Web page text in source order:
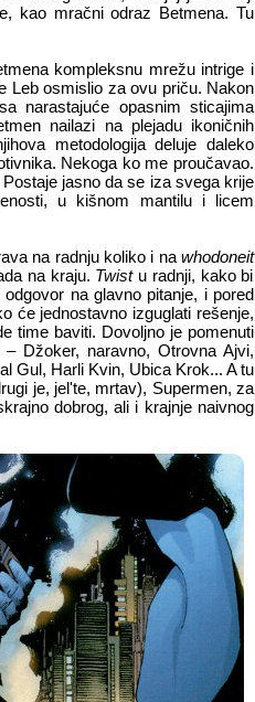
kao mračni odraz Betmena. Tu
kompleksnu mrežu intrige i
Leb osmislio za ovu priču. Nakon
narastajuće opasnim sticajima
nailazi na plejadu ikoničnih
metodologija deluje daleko
Nekoga ko me proučavao.
jasno da se iza svega krije
u kišnom mantilu i licem
na radnju koliko i na whodoneit
na kraju. Twistu radnji, kako bi
na glavno pitanje, i pored
će jednostavno izguglati rešenje,
time baviti. Dovoljno je pomenuti
Džoker, naravno, Otrovna Ajvi,
Gul, Harli Kvin, Ubica Krok... A tu
je, jel'te, mrtav), Supermen, za
dobrog, ali i krajnje naivnog